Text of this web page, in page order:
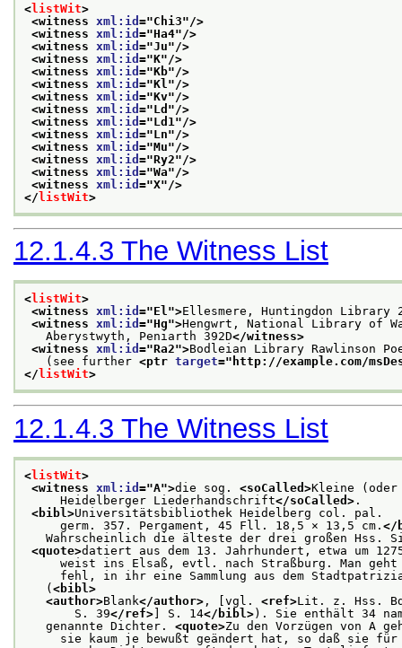
<listWit>
<witness xml:id ="Chi3"/>
<witness xml:id ="Ha4"/>
<witness xml:id ="Ju"/>
<witness xml:id ="K"/>
<witness xml:id ="Kb"/>
<witness xml:id ="Kl "/>
<witness xml:id ="Kv"/>
<witness xml:id ="Ld "/>
<witness xml:id ="Ld1 "/>
<witness xml:id ="Ln"/>
<witness xml:id ="Mu"/>
<witness xml:id ="Ry2"/>
<witness xml:id ="Wa"/>
<witness xml:id ="X"/>
</listWit>
12.1.4.3 The Witness List
<listWit>
<witness xml:id ="El ">Ellesmere, Huntingdon Library
<witness xml:id ="Hg">Hengwrt, National Library of
Aberystwyth, Peniarth 392D</witness>
<witness xml:id ="Ra2">Bodleian Library Rawlinson
(see further <ptr target=" http://example.com/
</ listWit>
12.1.4.3 The Witness List
<listWit>
<witness xml:id ="A">die sog. <soCalled>Kleine
Heidelberger Liederhandschrift</soCalled> .
<bibl>Universitätsbibliothek Heidelberg col. pal.
germ. 357. Pergament, 45 Fll. 18,5 × 13,5 cm. </
Wahrscheinlich die älteste der drei großen Hss.
<quote>datiert aus dem 13. Jahrhundert, etwa um
weist ins Elsaß, evtl. nach Straßburg. Man geht
fehl, in ihr eine Sammlung aus dem
( <bibl>
<author>Blank</author> , [vgl. <ref>Lit. z. Hss.
S. 39</ref> ] S. 14</bibl>). Sie enthält 34
genannte Dichter. <quote>Zu den Vorzügen von A
sie kaum je bewußt geändert hat, so daß sie für